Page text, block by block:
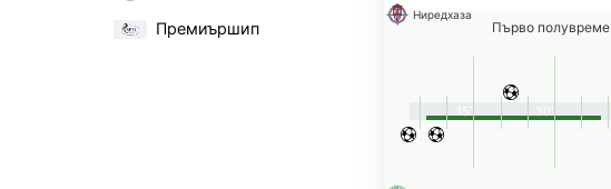
Премиършип
Ниредхаза
Първо полувреме